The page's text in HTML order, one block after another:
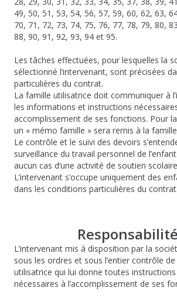
49, 50, 51, 53, 54, 56, 57, 59, 60, 62, 63,
70, 71, 72, 73, 74, 75, 76, 77, 78, 79, 80,
88, 90, 91, 92, 93, 94 et 95.
Les tâches effectuées, pour lesquelles la
sélectionné l’intervenant, sont précisées
particulières du contrat.
La famille utilisatrice doit communiquer à
les informations et instructions
accomplissement de ses fonctions. Pour
un « mémo famille » sera remis à la
Le contrôle et le suivi des devoirs
surveillance du travail personnel de
aucun cas d’une activité de soutien
L’intervenant s’occupe uniquement des
dans les conditions particulières du contrat.
L’intervenant mis à disposition par la
sous les ordres et sous l’entier contrôle
utilisatrice qui lui donne toutes
nécessaires à l’accomplissement de ses